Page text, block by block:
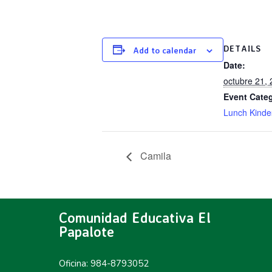
Add to calendar DETAILS
Date:
octubre 21,
Event
Lunch
Camila
Comunidad Educativa El
Papalote
Oficina: 984-8793052